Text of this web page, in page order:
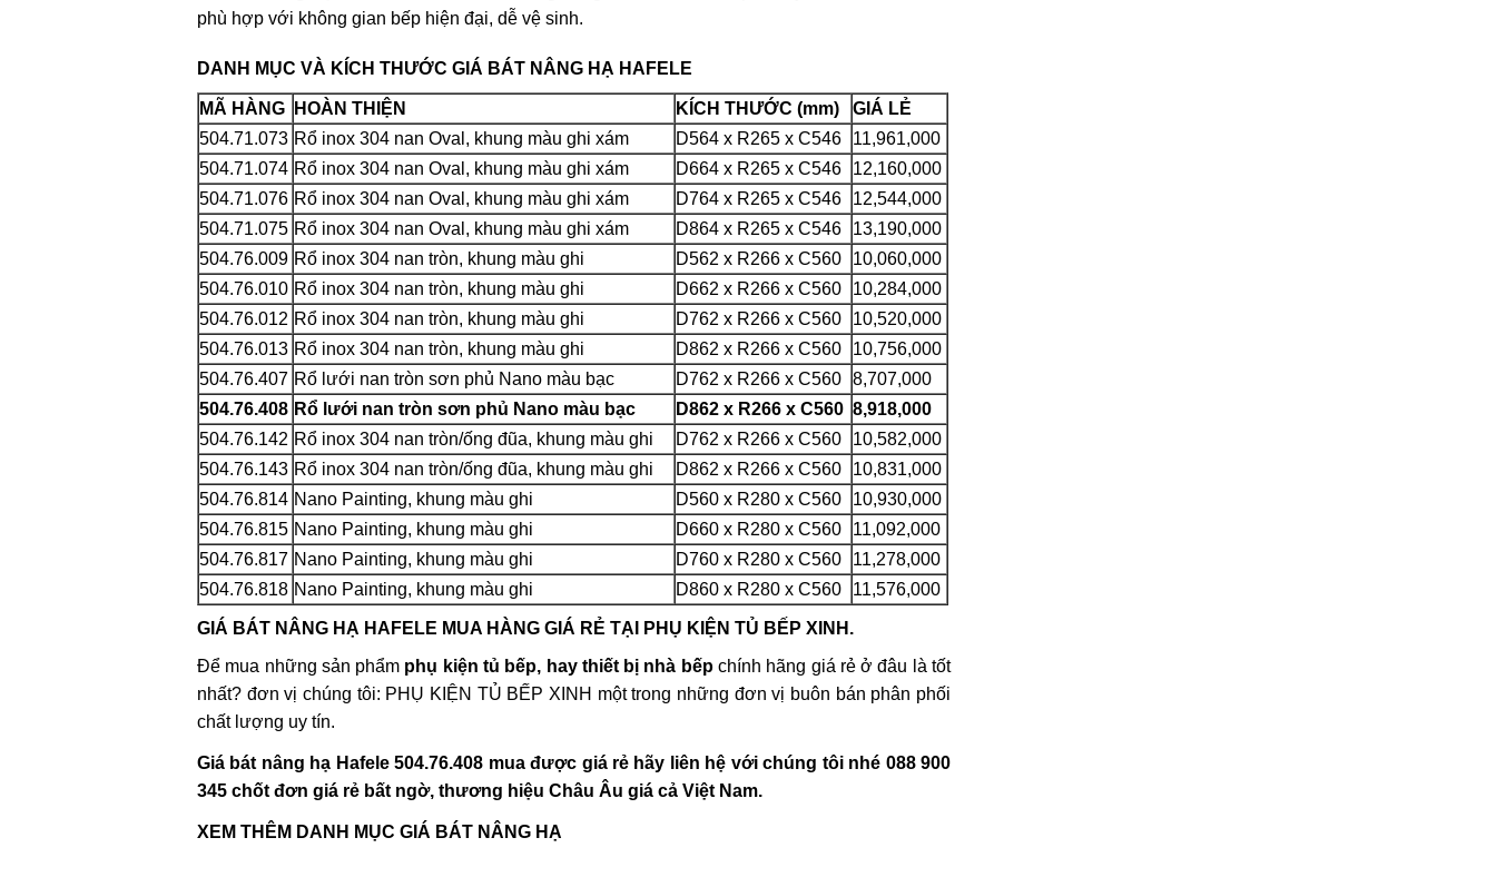
phù hợp với không gian bếp hiện đại, dễ vệ sinh.
DANH MỤC VÀ KÍCH THƯỚC GIÁ BÁT NÂNG HẠ HAFELE
MÃ HÀNG HOÀN THIỆN KÍCH THƯỚC (mm)
GIÁ LẺ
504.71.073 Rổ inox 304 nan Oval, khung màu ghi xám D564 x R265 x C546
11,961,000
504.71.074 Rổ inox 304 nan Oval, khung màu ghi xám D664 x R265 x C546
12,160,000
504.71.076 Rổ inox 304 nan Oval, khung màu ghi xám D764 x R265 x C546
12,544,000
504.71.075 Rổ inox 304 nan Oval, khung màu ghi xám D864 x R265 x C546
13,190,000
504.76.009 Rổ inox 304 nan tròn, khung màu ghi D562 x R266 x C560
10,060,000
504.76.010 Rổ inox 304 nan tròn, khung màu ghi D662 x R266 x C560
10,284,000
504.76.012 Rổ inox 304 nan tròn, khung màu ghi D762 x R266 x C560
10,520,000
504.76.013 Rổ inox 304 nan tròn, khung màu ghi D862 x R266 x C560
10,756,000
504.76.407 Rổ lưới nan tròn sơn phủ Nano màu bạc D762 x R266 x C560 8,707,000
504.76.408 Rổ lưới nan tròn sơn phủ Nano màu bạc D862 x R266 x C560 8,918,000
504.76.142 Rổ inox 304 nan tròn/ống đũa, khung màu ghi D762 x R266 x C560
10,582,000
504.76.143 Rổ inox 304 nan tròn/ống đũa, khung màu ghi D862 x R266 x C560
10,831,000
504.76.814 Nano Painting, khung màu ghi D560 x R280 x C560
10,930,000
504.76.815 Nano Painting, khung màu ghi D660 x R280 x C560
11,092,000
504.76.817 Nano Painting, khung màu ghi D760 x R280 x C560
11,278,000
504.76.818 Nano Painting, khung màu ghi D860 x R280 x C560 11,576,000
GIÁ BÁT NÂNG HẠ HAFELE MUA HÀNG GIÁ RẺ TẠI PHỤ KIỆN TỦ BẾP XINH.
Để mua những sản phẩm phụ kiện tủ bếp, hay thiết bị nhà bếpchính hãng giá rẻ ở đâu là tốt
nhất? đơn vị chúng tôi: PHỤ KIỆN TỦ BẾP XINH một trong những đơn vị buôn bán phân phối
chất lượng uy tín.
Giá bát nâng hạ Hafele 504.76.408 mua được giá rẻ hãy liên hệ với chúng tôi nhé 088 900
345 chốt đơn giá rẻ bất ngờ, thương hiệu Châu Âu giá cả Việt Nam.
XEM THÊM DANH MỤC GIÁ BÁT NÂNG HẠ